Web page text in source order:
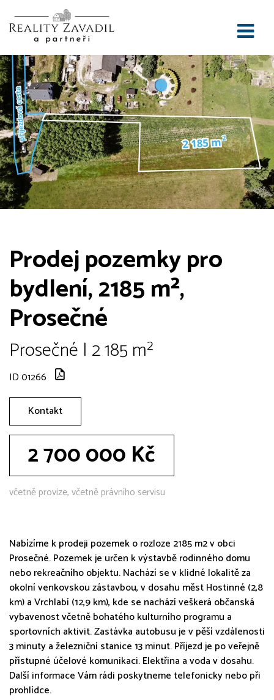
Prodej pozemky pro
bydlení, 2185 m²,
Prosečné
Prosečné | 2 185 m²
ID 01266
Kontakt
2 700 000 Kč
včetně provize, včetně právního servisu
Nabízíme k prodeji pozemek o rozloze 2185 m2 v obci
Prosečné. Pozemek je určen k výstavbě rodinného domu
nebo rekreačního objektu. Nachází se v klidné lokalitě za
okolní venkovskou zástavbou, v dosahu měst Hostinné (2,8
km) a Vrchlabí (12,9 km), kde se nachází veškerá občanská
vybavenost včetně bohatého kulturního programu a
sportovních aktivit. Zastávka autobusu je v pěší vzdálenosti
3 minuty a železniční stanice 13 minut. Příjezd je po veřejně
přístupné účelové komunikaci. Elektřina a voda v dosahu.
Další informace Vám rádi poskytneme telefonicky nebo při
prohlídce.